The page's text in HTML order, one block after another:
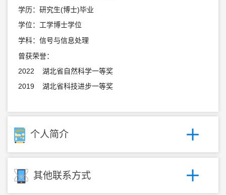
学历：研究生(博士)毕业
学位：工学博士学位
学科：信号与信息处理
曾获荣誉：
2022 湖北省自然科学一等奖
2019 湖北省科技进步一等奖
个人简介
其他联系方式